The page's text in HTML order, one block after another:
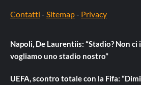
Contatti - Sitemap- Privacy
Napoli, De Laurentiis: “Stadio? Non
vogliamo uno stadio nostro”
UEFA, scontro totale con la Fifa: